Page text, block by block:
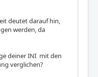
deutet darauf hin,
werden, da
deiner INI mit den
verglichen?